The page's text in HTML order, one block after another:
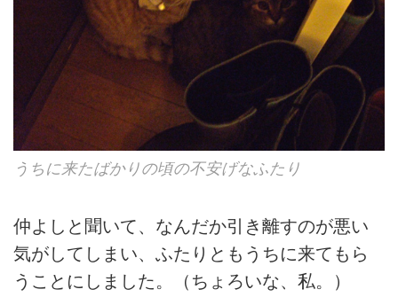
うちに来たばかりの頃の不安げなふたり
仲よしと聞いて、なんだか引き離すのが悪い
気がしてしまい、ふたりともうちに来てもら
うことにしました。（ちょろいな、私。）